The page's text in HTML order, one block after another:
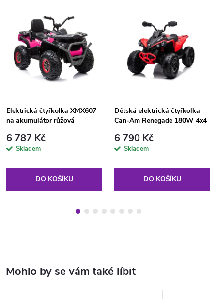
Elektrická čtyřkolka XMX607
na akumulátor růžová
6 787 Kč
Skladem
DO KOŠÍKU
Dětská elektrická čtyřkolka
Can-Am Renegade 180W 4x4
6 790 Kč
Skladem
DO KOŠÍKU